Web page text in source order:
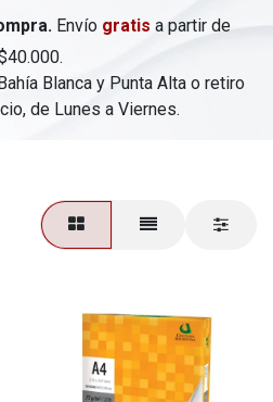
Envío gratis a partir de
Blanca y Punta Alta o retiro
de Lunes a Viernes.